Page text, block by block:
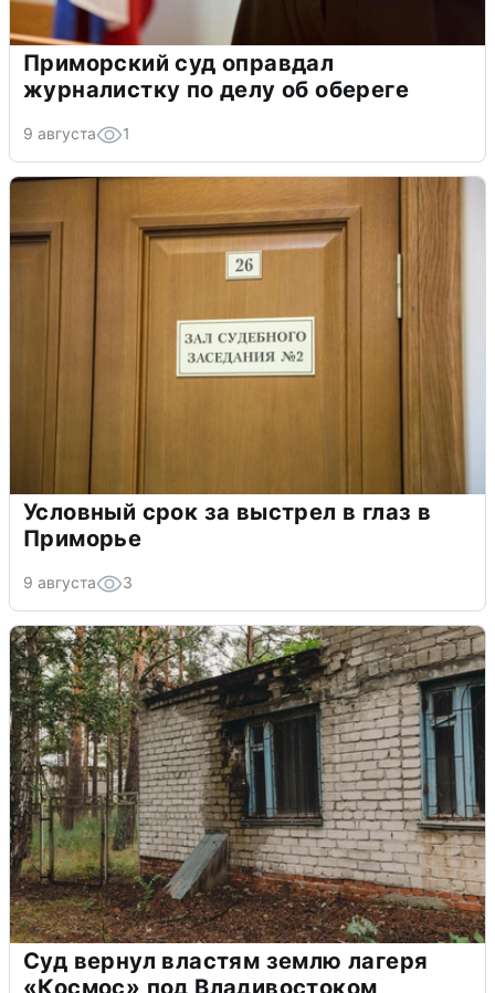
Приморский суд оправдал
журналистку по делу об обереге
9 августа 1
Условный срок за выстрел в глаз в
Приморье
9 августа 3
Суд вернул властям землю лагеря
«Космос» под Владивостоком